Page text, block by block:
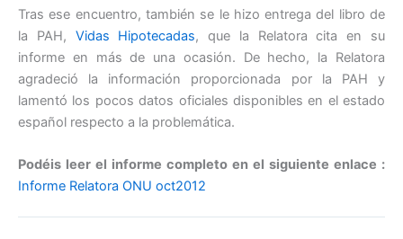
Tras ese encuentro, también se le hizo entrega del libro de
la PAH, Vidas Hipotecadas, que la Relatora cita en su
informe en más de una ocasión. De hecho, la Relatora
agradeció la información proporcionada por la PAH y
lamentó los pocos datos oficiales disponibles en el estado
español respecto a la problemática.
Podéis leer el informe completo en el siguiente enlace :
Informe Relatora ONU oct2012